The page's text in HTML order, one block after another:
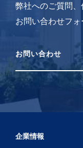
弊社へのご質問
お問い合わせフォ
お問い合わせ
企業情報